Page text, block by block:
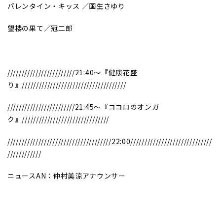
バレンタイン・キッス ／国生さゆり
望楼の果て／冠二郎
////////////////////////21:40～『健康花盛
り』/////////////////////////////////////
////////////////////////21:45～『ココロのオンガ
ク』///////////////////////////////
/////////////////////////////////////22:00/////////////////////////////
////////////
ニュースAN：仲村美涼アナウンサー